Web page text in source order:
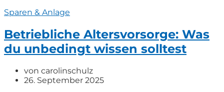
Sparen & Anlage
Betriebliche Altersvorsorge: Was
du unbedingt wissen solltest
von carolinschulz
26. September 2025